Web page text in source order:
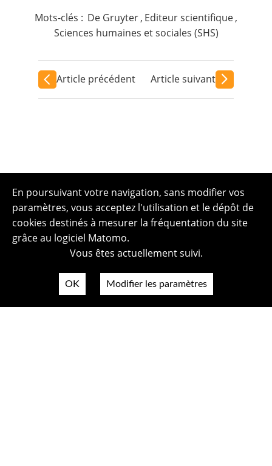
Mots-clés : De Gruyter, Editeur scientifique,
Sciences humaines et sociales (SHS)
Article précédent Article suivant
En poursuivant votre navigation, sans modifier vos
paramètres, vous acceptez l'utilisation et le dépôt de
cookies destinés à mesurer la fréquentation du site
grâce au logiciel Matomo.
Vous êtes actuellement suivi.
OK Modifier les paramètres